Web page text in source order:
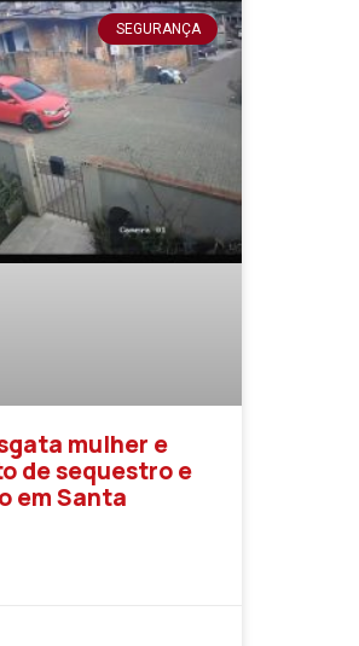
SEGURANÇA
mulher e
de sequestro e
em Santa